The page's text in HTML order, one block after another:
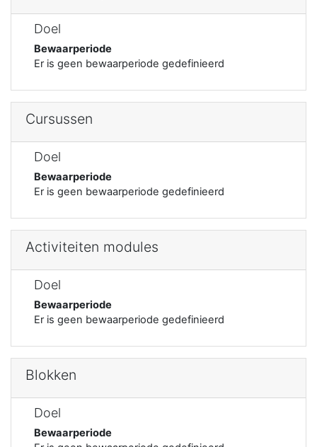
Doel
Bewaarperiode
Er is geen bewaarperiode gedefinieerd
Cursussen
Doel
Bewaarperiode
Er is geen bewaarperiode gedefinieerd
Activiteiten modules
Doel
Bewaarperiode
Er is geen bewaarperiode gedefinieerd
Blokken
Doel
Bewaarperiode